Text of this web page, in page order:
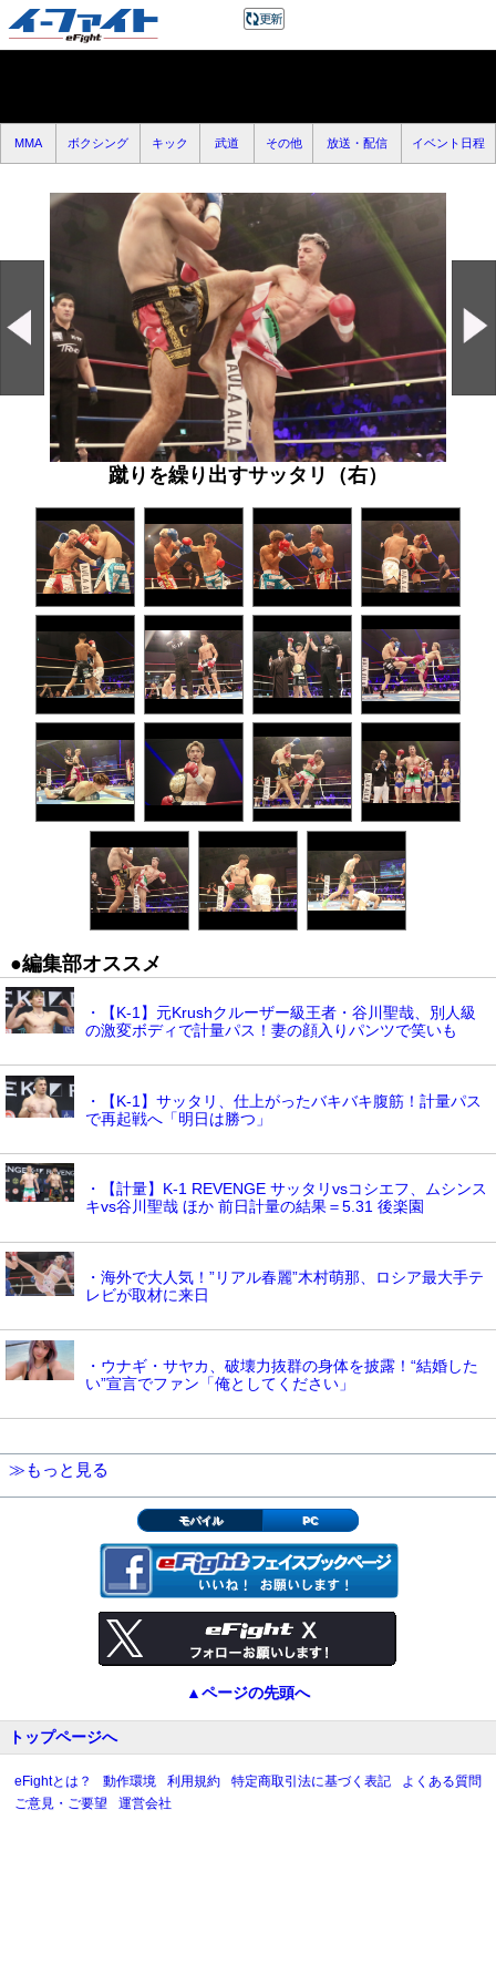
MMA ボクシング キック 武道 その他 放送・配信 イベント日程
蹴りを繰り出すサッタリ（右）
●編集部オススメ
・【K-1】元Krushクルーザー級王者・谷川聖哉、別人級
の激変ボディで計量パス！妻の顔入りパンツで笑いも
・【K-1】サッタリ、仕上がったバキバキ腹筋！計量パス
で再起戦へ「明日は勝つ」
・【計量】K-1 REVENGE サッタリvsコシエフ、ムシンス
キvs谷川聖哉 ほか 前日計量の結果＝5.31 後楽園
・海外で大人気！”リアル春麗”木村萌那、ロシア最大手テ
レビが取材に来日
・ウナギ・サヤカ、破壊力抜群の身体を披露！“結婚した
い”宣言でファン「俺としてください」
≫もっと見る
モバイル PC
▲ページの先頭へ
トップページへ
eFightとは？ 動作環境 利用規約 特定商取引法に基づく表記
よくある質問
ご意見・ご要望
運営会社